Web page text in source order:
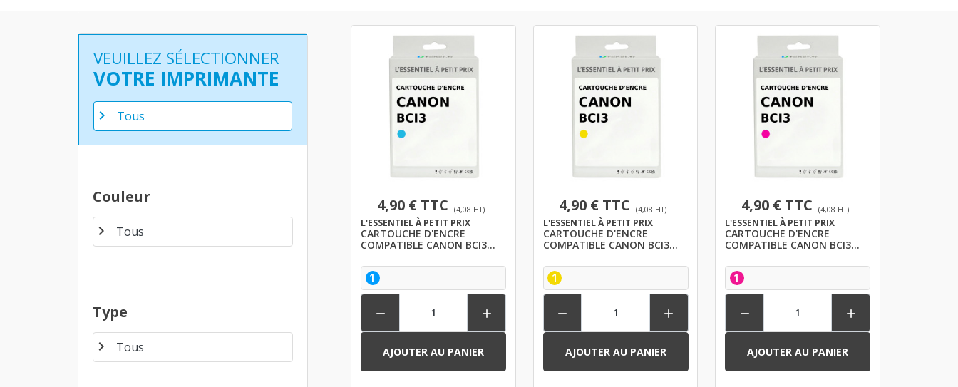
VEUILLEZ SÉLECTIONNER
VOTRE IMPRIMANTE
chevron_right
Couleur
chevron_right
Type
chevron_right
4,90 € TTC (4,08 HT)
L'ESSENTIEL À PETIT PRIX
CARTOUCHE D'ENCRE
COMPATIBLE CANON BCI3
1
 
AJOUTER AU PANIER
4,90 € TTC (4,08 HT)
L'ESSENTIEL À PETIT PRIX
CARTOUCHE D'ENCRE
COMPATIBLE CANON BCI3
1
 
AJOUTER AU PANIER
4,90 € TTC (4,08 HT)
L'ESSENTIEL À PETIT PRIX
CARTOUCHE D'ENCRE
COMPATIBLE CANON BCI3
1
 
AJOUTER AU PANIER